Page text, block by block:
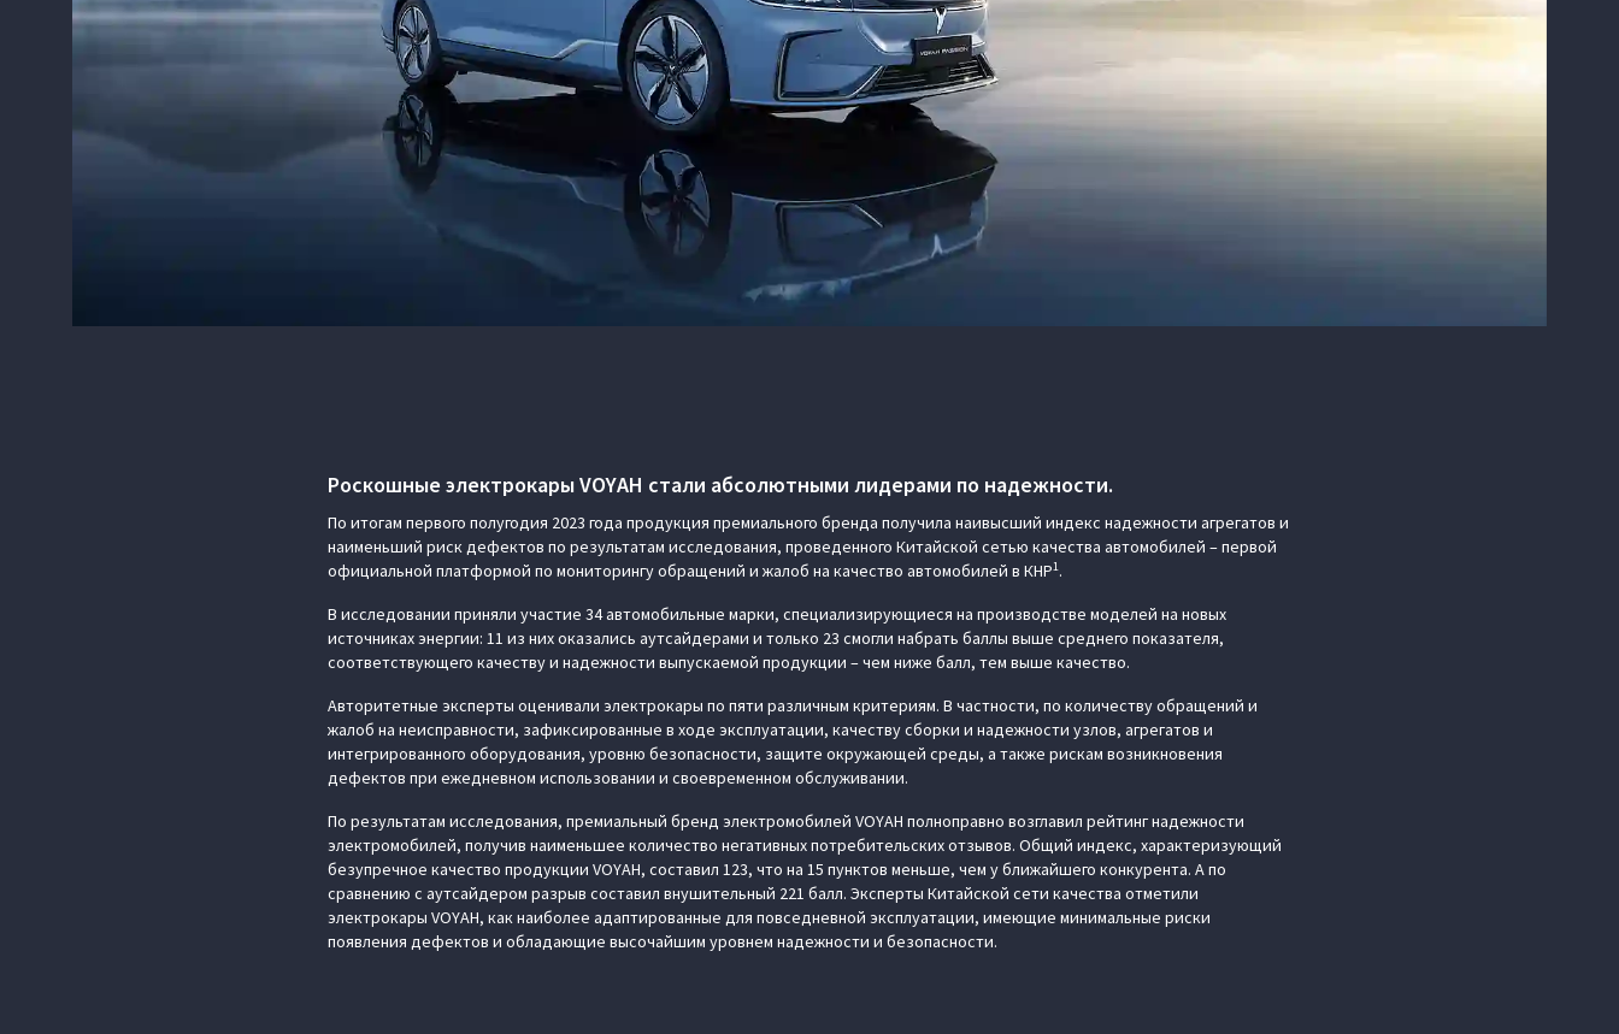
Роскошные электрокары VOYAH стали абсолютными лидерами по надежности.
По итогам первого полугодия 2023 года продукция премиального бренда получила наивысший индекс надежности агрегатов и
наименьший риск дефектов по результатам исследования, проведенного Китайской сетью качества автомобилей – первой
официальной платформой по мониторингу обращений и жалоб на качество автомобилей в КНР1.
В исследовании приняли участие 34 автомобильные марки, специализирующиеся на производстве моделей на новых
источниках энергии: 11 из них оказались аутсайдерами и только 23 смогли набрать баллы выше среднего показателя,
соответствующего качеству и надежности выпускаемой продукции – чем ниже балл, тем выше качество.
Авторитетные эксперты оценивали электрокары по пяти различным критериям. В частности, по количеству обращений и
жалоб на неисправности, зафиксированные в ходе эксплуатации, качеству сборки и надежности узлов, агрегатов и
интегрированного оборудования, уровню безопасности, защите окружающей среды, а также рискам возникновения
дефектов при ежедневном использовании и своевременном обслуживании.
По результатам исследования, премиальный бренд электромобилей VOYAH полноправно возглавил рейтинг надежности
электромобилей, получив наименьшее количество негативных потребительских отзывов. Общий индекс, характеризующий
безупречное качество продукции VOYAH, составил 123, что на 15 пунктов меньше, чем у ближайшего конкурента. А по
сравнению с аутсайдером разрыв составил внушительный 221 балл. Эксперты Китайской сети качества отметили
электрокары VOYAH, как наиболее адаптированные для повседневной эксплуатации, имеющие минимальные риски
появления дефектов и обладающие высочайшим уровнем надежности и безопасности.